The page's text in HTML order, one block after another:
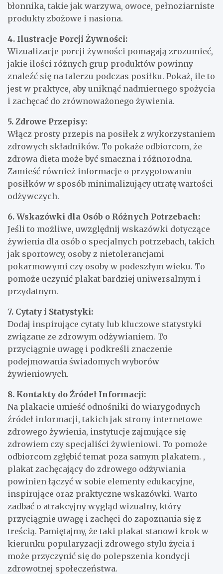
błonnika, takie jak warzywa, owoce, pełnoziarniste
produkty zbożowe i nasiona.
4. Ilustracje Porcji Żywności:
Wizualizacje porcji żywności pomagają zrozumieć,
jakie ilości różnych grup produktów powinny
znaleźć się na talerzu podczas posiłku. Pokaż, ile to
jest w praktyce, aby uniknąć nadmiernego spożycia
i zachęcać do zrównoważonego żywienia.
5. Zdrowe Przepisy:
Włącz prosty przepis na posiłek z wykorzystaniem
zdrowych składników. To pokaże odbiorcom, że
zdrowa dieta może być smaczna i różnorodna.
Zamieść również informacje o przygotowaniu
posiłków w sposób minimalizujący utratę wartości
odżywczych.
6. Wskazówki dla Osób o Różnych Potrzebach:
Jeśli to możliwe, uwzględnij wskazówki dotyczące
żywienia dla osób o specjalnych potrzebach, takich
jak sportowcy, osoby z nietolerancjami
pokarmowymi czy osoby w podeszłym wieku. To
pomoże uczynić plakat bardziej uniwersalnym i
przydatnym.
7. Cytaty i Statystyki:
Dodaj inspirujące cytaty lub kluczowe statystyki
związane ze zdrowym odżywianiem. To
przyciągnie uwagę i podkreśli znaczenie
podejmowania świadomych wyborów
żywieniowych.
8. Kontakty do Źródeł Informacji:
Na plakacie umieść odnośniki do wiarygodnych
źródeł informacji, takich jak strony internetowe
zdrowego żywienia, instytucje zajmujące się
zdrowiem czy specjaliści żywieniowi. To pomoże
odbiorcom zgłębić temat poza samym plakatem. ,
plakat zachęcający do zdrowego odżywiania
powinien łączyć w sobie elementy edukacyjne,
inspirujące oraz praktyczne wskazówki. Warto
zadbać o atrakcyjny wygląd wizualny, który
przyciągnie uwagę i zachęci do zapoznania się z
treścią. Pamiętajmy, że taki plakat stanowi krok w
kierunku popularyzacji zdrowego stylu życia i
może przyczynić się do polepszenia kondycji
zdrowotnej społeczeństwa.